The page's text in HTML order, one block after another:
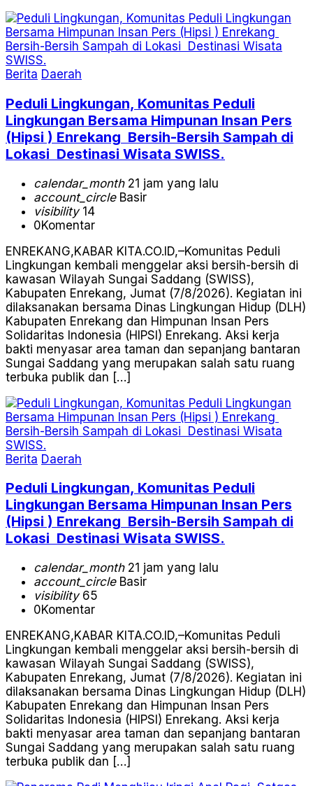
Berita Daerah
Peduli Lingkungan, Komunitas Peduli
Lingkungan Bersama Himpunan Insan Pers
(Hipsi ) Enrekang Bersih-Bersih Sampah di
Lokasi Destinasi Wisata SWISS.
calendar_month21 jam yang lalu
account_circleBasir
visibility14
0Komentar
ENREKANG,KABAR KITA.CO.ID,–Komunitas Peduli
Lingkungan kembali menggelar aksi bersih-bersih di
kawasan Wilayah Sungai Saddang (SWISS),
Kabupaten Enrekang, Jumat (7/8/2026). Kegiatan ini
dilaksanakan bersama Dinas Lingkungan Hidup (DLH)
Kabupaten Enrekang dan Himpunan Insan Pers
Solidaritas Indonesia (HIPSI) Enrekang. Aksi kerja
bakti menyasar area taman dan sepanjang bantaran
Sungai Saddang yang merupakan salah satu ruang
terbuka publik dan […]
Berita Daerah
Peduli Lingkungan, Komunitas Peduli
Lingkungan Bersama Himpunan Insan Pers
(Hipsi ) Enrekang Bersih-Bersih Sampah di
Lokasi Destinasi Wisata SWISS.
calendar_month21 jam yang lalu
account_circleBasir
visibility65
0Komentar
ENREKANG,KABAR KITA.CO.ID,–Komunitas Peduli
Lingkungan kembali menggelar aksi bersih-bersih di
kawasan Wilayah Sungai Saddang (SWISS),
Kabupaten Enrekang, Jumat (7/8/2026). Kegiatan ini
dilaksanakan bersama Dinas Lingkungan Hidup (DLH)
Kabupaten Enrekang dan Himpunan Insan Pers
Solidaritas Indonesia (HIPSI) Enrekang. Aksi kerja
bakti menyasar area taman dan sepanjang bantaran
Sungai Saddang yang merupakan salah satu ruang
terbuka publik dan […]